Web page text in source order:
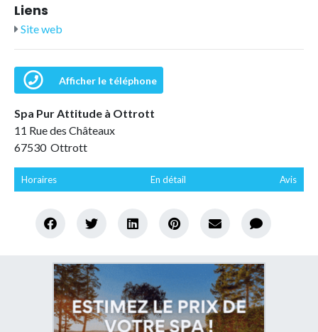
Liens
Site web
Afficher le téléphone
Spa Pur Attitude à Ottrott
11 Rue des Châteaux
67530 Ottrott
Horaires En détail Avis